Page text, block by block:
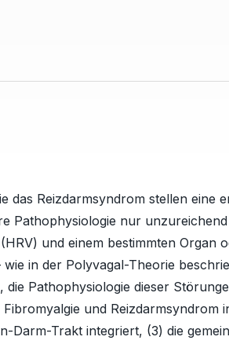
das Reizdarmsyndrom stellen eine
Pathophysiologie nur unzureichend
und einem bestimmten Organ
in der Polyvagal-Theorie
Pathophysiologie dieser
und Reizdarmsyndrom
Darm-Trakt integriert, (3) die